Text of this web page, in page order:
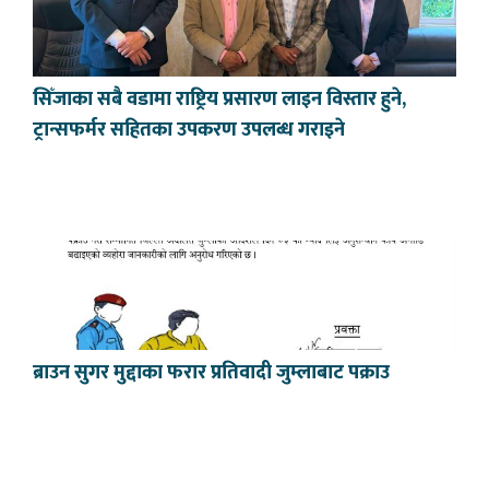
सिँजाका सबै वडामा राष्ट्रिय प्रसारण लाइन विस्तार हुने,
ट्रान्सफर्मर सहितका उपकरण उपलब्ध गराइने
ब्राउन सुगर मुद्दाका फरार प्रतिवादी जुम्लाबाट पक्राउ